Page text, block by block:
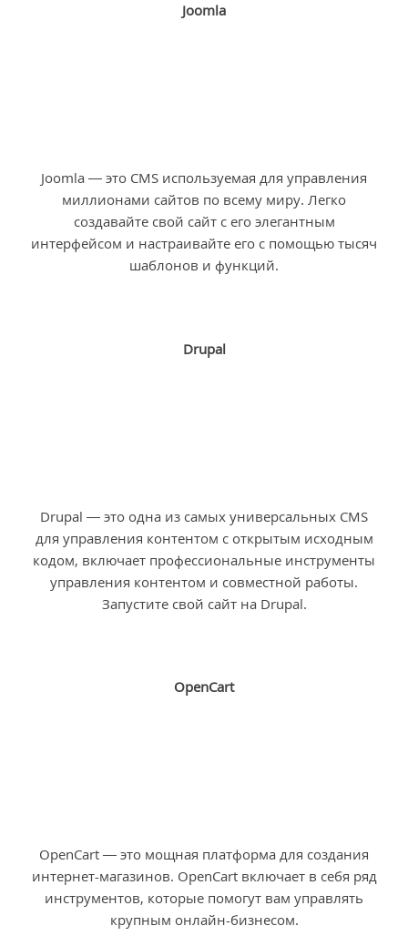
Joomla
Joomla — это CMS используемая для управления
миллионами сайтов по всему миру. Легко
создавайте свой сайт с его элегантным
интерфейсом и настраивайте его с помощью тысяч
шаблонов и функций.
Drupal
Drupal — это одна из самых универсальных CMS
для управления контентом с открытым исходным
кодом, включает профессиональные инструменты
управления контентом и совместной работы.
Запустите свой сайт на Drupal.
OpenCart
OpenCart — это мощная платформа для создания
интернет-магазинов. OpenCart включает в себя ряд
инструментов, которые помогут вам управлять
крупным онлайн-бизнесом.